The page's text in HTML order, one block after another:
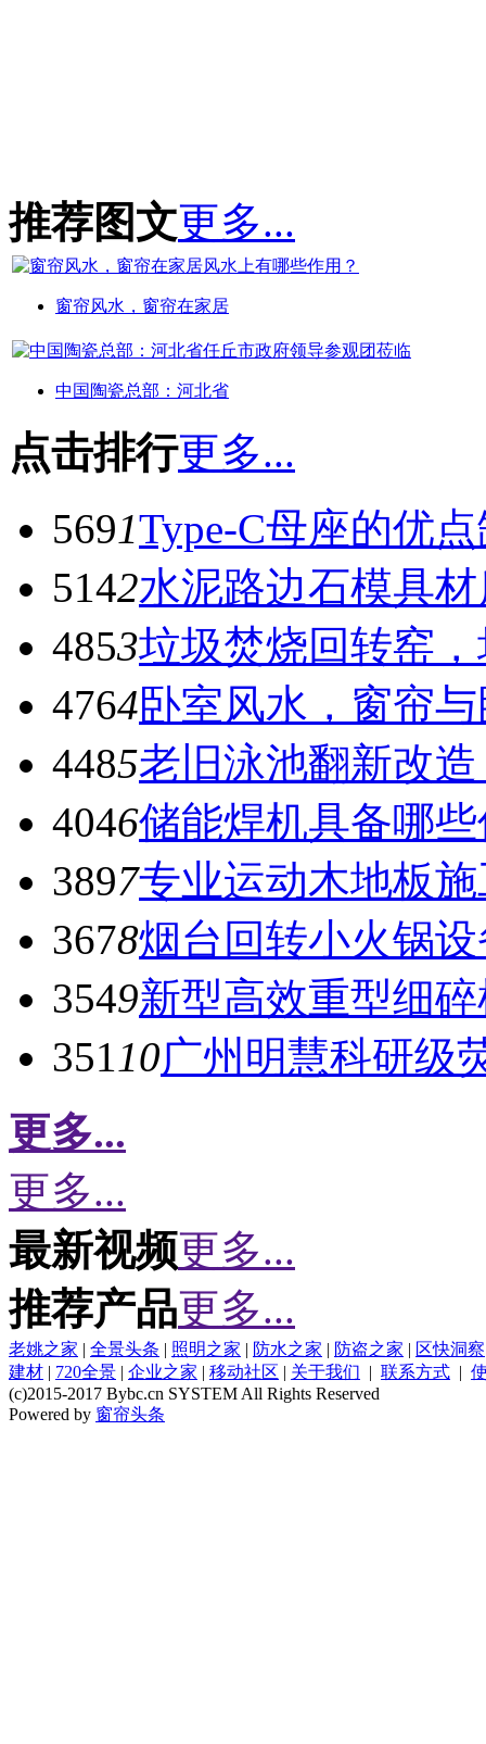
推荐图文更多...
窗帘风水，窗帘在家居
中国陶瓷总部：河北省
点击排行更多...
5691Type-C母座的优
5142水泥路边石模具
4853垃圾焚烧回转窑
4764卧室风水，窗帘
4485老旧泳池翻新改
4046储能焊机具备哪
3897专业运动木地板
3678烟台回转小火锅
3549新型高效重型细
35110广州明慧科研级
更多...
更多...
最新视频更多...
推荐产品更多...
老姚之家 | 全景头条 | 照明之家 | 防水之家 | 防盗之家 | 区快洞察
建材 | 720全景 | 企业之家 | 移动社区 | 关于我们 | 联系方式 |
(c)2015-2017 Bybc.cn SYSTEM All Rights Reserved
Powered by 窗帘头条